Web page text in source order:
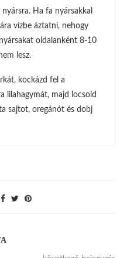
Ha fa nyársakkal
vízbe áztatni, nehogy
oldalanként 8-10
lesz.
kockázd fel a
lilahagymát, majd locsold
sajtot, oregánót és dobj